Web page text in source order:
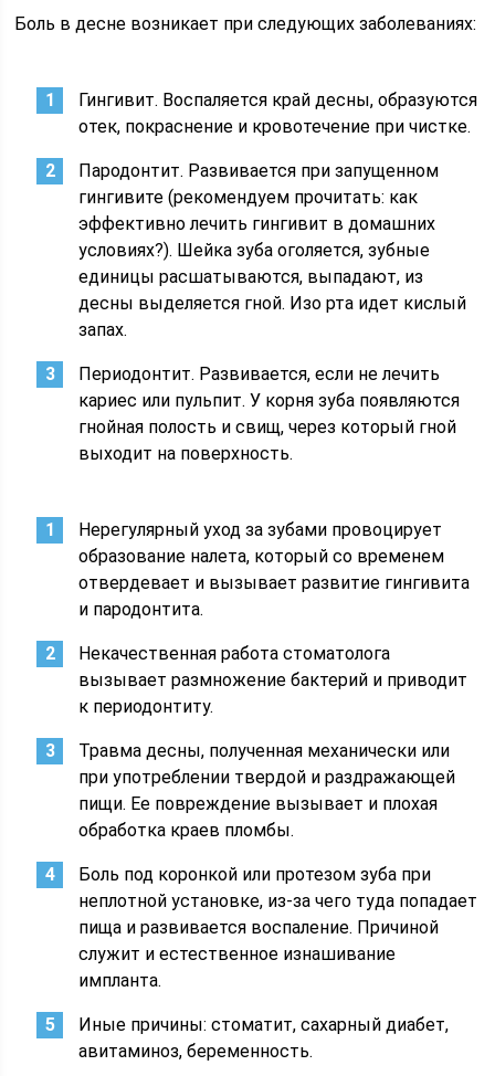
Боль в десне возникает при следующих заболеваниях:
Гингивит. Воспаляется край десны, образуются
отек, покраснение и кровотечение при чистке.
Пародонтит. Развивается при запущенном
гингивите (рекомендуем прочитать: как
эффективно лечить гингивит в домашних
условиях?). Шейка зуба оголяется, зубные
единицы расшатываются, выпадают, из
десны выделяется гной. Изо рта идет кислый
запах.
Периодонтит. Развивается, если не лечить
кариес или пульпит. У корня зуба появляются
гнойная полость и свищ, через который гной
выходит на поверхность.
Нерегулярный уход за зубами провоцирует
образование налета, который со временем
отвердевает и вызывает развитие гингивита
и пародонтита.
Некачественная работа стоматолога
вызывает размножение бактерий и приводит
к периодонтиту.
Травма десны, полученная механически или
при употреблении твердой и раздражающей
пищи. Ее повреждение вызывает и плохая
обработка краев пломбы.
Боль под коронкой или протезом зуба при
неплотной установке, из-за чего туда попадает
пища и развивается воспаление. Причиной
служит и естественное изнашивание
импланта.
Иные причины: стоматит, сахарный диабет,
авитаминоз, беременность.